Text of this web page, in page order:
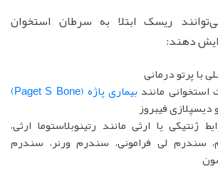
ریسک ابتلا به سرطان استخوان
دهند:
با پرتو درمانی
استخوانی مانند بیماری پاژه (Paget S Bone)
فیبروز
ژنتیکی یا ارثی مانند رتینوبلاستوما ارثی،
سندرم لی فرامونی، سندرم ورنر، سندرم